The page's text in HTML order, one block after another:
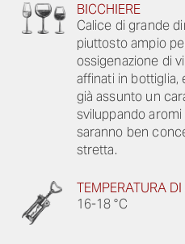
BICCHIERE
Calice di grande
piuttosto ampio
ossigenazione di
affinati in
già assunto un
sviluppando
saranno ben
stretta.
TEMPERATURA DI
16-18 °C